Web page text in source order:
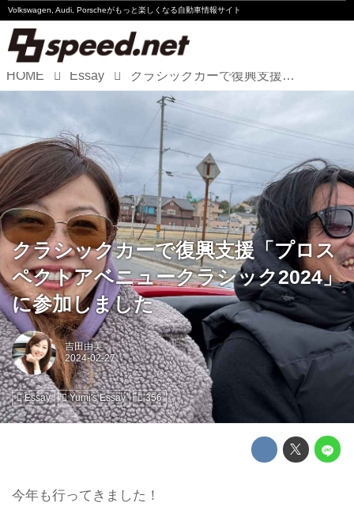
Volkswagen, Audi, Porscheがもっと楽しくなる自動車情報サイト
Volkswagen
Audi
Porsche
Motorsport
Essay
HOME Essay クラシックカーで復興支援「プロスペクトアベニュークラシック2024」に参加しました
クラシックカーで復興支援「プロス
ペクトアベニュークラシック2024」
に参加しました
吉田由美
Essay Yumi's Essay 356
今年も行ってきました！